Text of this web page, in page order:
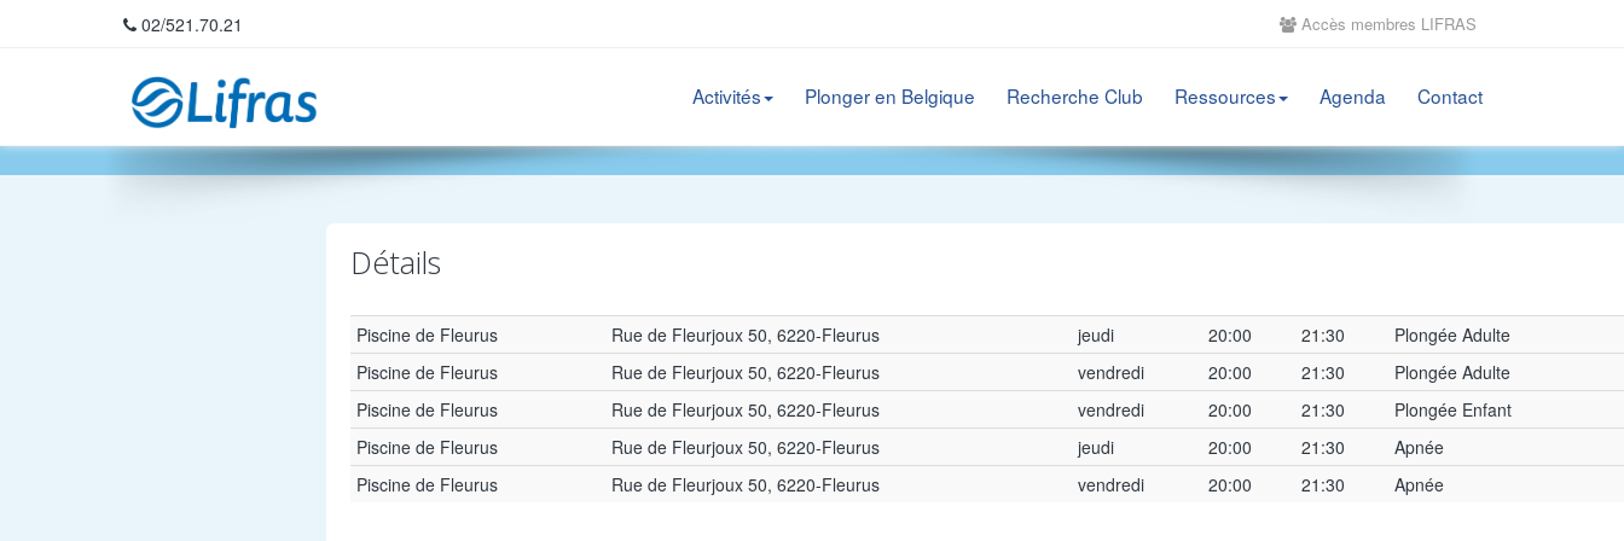
02/521.70.21 Accès membres LIFRAS
Activités Plonger en Belgique Recherche Club Ressources Agenda Contact
Détails
Piscine de Fleurus Rue de Fleurjoux 50, 6220-Fleurus jeudi 20:00 21:30
Plongée Adulte
Piscine de Fleurus
Rue de Fleurjoux 50, 6220-Fleurus vendredi 20:00 21:30
Plongée Adulte
Piscine de Fleurus
Rue de Fleurjoux 50, 6220-Fleurus vendredi 20:00 21:30
Plongée Enfant
Piscine de Fleurus
Rue de Fleurjoux 50, 6220-Fleurus jeudi 20:00 21:30
Apnée
Piscine de Fleurus
Rue de Fleurjoux 50, 6220-Fleurus vendredi 20:00 21:30 Apnée